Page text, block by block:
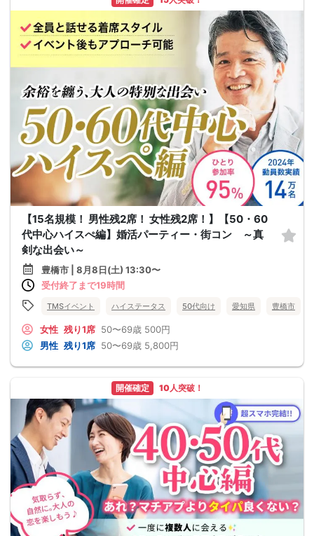
【15名規模！ 男性残2席！ 女性残2席！】【50・60
代中心ハイスぺ編】婚活パーティー・街コン ～真
剣な出会い～
豊橋市 | 8月8日(土) 13:30〜
受付終了まで19時間
TMSイベント ハイステータス 50代向け 愛知県 豊橋市
女性 残り1席 50〜69歳 500円
男性 残り1席 50〜69歳 5,800円
開催確定 10人突破！